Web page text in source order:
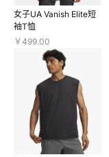
女子UA Vanish Elite短
袖T恤
￥499.00